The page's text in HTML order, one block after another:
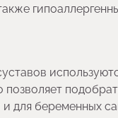
позволяет
для беременных